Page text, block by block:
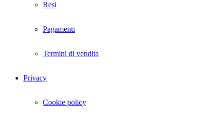
Resi
Pagamenti
Termini di vendita
Privacy
Cookie policy